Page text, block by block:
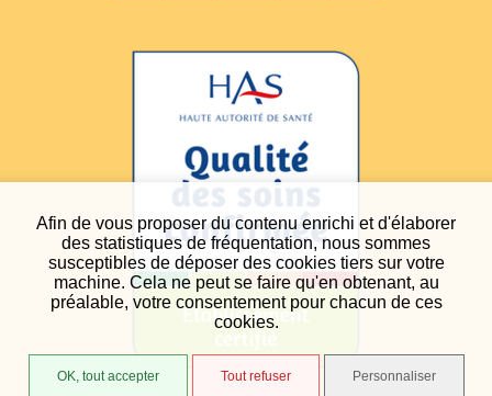
Afin de vous proposer du contenu enrichi et d'élaborer
des statistiques de fréquentation, nous sommes
susceptibles de déposer des cookies tiers sur votre
machine. Cela ne peut se faire qu'en obtenant, au
préalable, votre consentement pour chacun de ces
cookies.
OK, tout accepter Tout refuser Personnaliser